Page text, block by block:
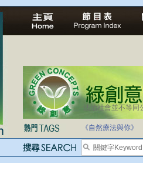
法治社會並不等同
自家教育合法化-
《自然療法與你》